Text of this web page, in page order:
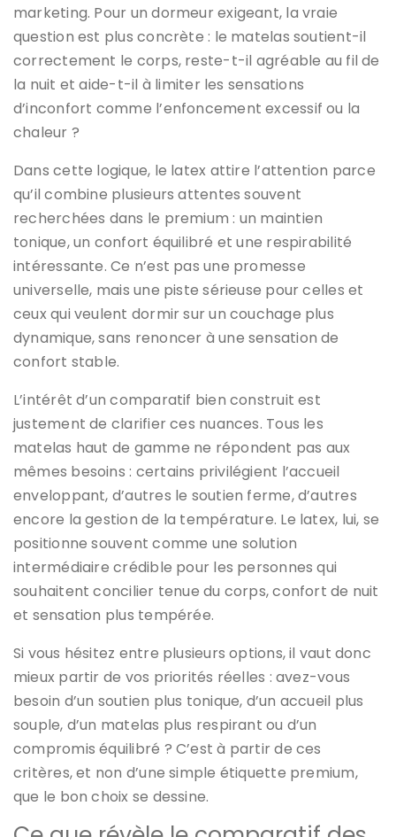
marketing. Pour un dormeur exigeant, la vraie
question est plus concrète : le matelas soutient-il
correctement le corps, reste-t-il agréable au fil de
la nuit et aide-t-il à limiter les sensations
d’inconfort comme l’enfoncement excessif ou la
chaleur ?
Dans cette logique, le latex attire l’attention parce
qu’il combine plusieurs attentes souvent
recherchées dans le premium : un maintien
tonique, un confort équilibré et une respirabilité
intéressante. Ce n’est pas une promesse
universelle, mais une piste sérieuse pour celles et
ceux qui veulent dormir sur un couchage plus
dynamique, sans renoncer à une sensation de
confort stable.
L’intérêt d’un comparatif bien construit est
justement de clarifier ces nuances. Tous les
matelas haut de gamme ne répondent pas aux
mêmes besoins : certains privilégient l’accueil
enveloppant, d’autres le soutien ferme, d’autres
encore la gestion de la température. Le latex, lui, se
positionne souvent comme une solution
intermédiaire crédible pour les personnes qui
souhaitent concilier tenue du corps, confort de nuit
et sensation plus tempérée.
Si vous hésitez entre plusieurs options, il vaut donc
mieux partir de vos priorités réelles : avez-vous
besoin d’un soutien plus tonique, d’un accueil plus
souple, d’un matelas plus respirant ou d’un
compromis équilibré ? C’est à partir de ces
critères, et non d’une simple étiquette premium,
que le bon choix se dessine.